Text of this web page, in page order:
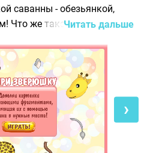
саванны - обезьянкой,
Что же такого в них
поэтому без труда
высокое дерево. У
в мире шея, а бегемоты,
размеры, быстро
Хочешь
животных?
на каждой из них
Читать дальше
›